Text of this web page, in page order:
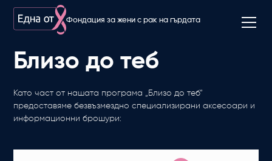
Фондация за жени с рак на гърдата
Близо до теб
Като част от нашата програма „Близо до теб“
предоставяме безвъзмездно специализирани аксесоари и
информационни брошури: